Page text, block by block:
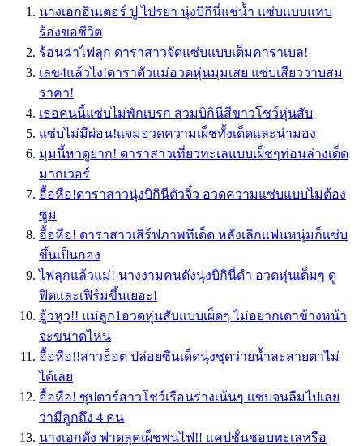
นางเอกอินเตอร์ ปู ไปรยา นุ่งบิกินี่แช่น้ำ แซ่บแบบแทบ
ร้องขอชีวิต
ร้อนฉ่าไฟลุก ดาราสาวจัดแซ่บแบบเต็มคาราเบล!
เลข4แล้วไง!ดาราตัวแม่อวดหุ่นมุมเสย แซ่บเสียววาบสม
ราคา!
เธอคนนี้แซ่บไม่พักเบรก สวมบิกินีสีขาวโชว์หุ่นสับ
แซ่บไม่มีผ่อน!แจมอวดความเผ็ชทั้งเด็ดและน่ามอง
มุมนี้หาดูยาก! ดาราสาวเที่ยวทะเลแบบเผ็ชๆท่อนล่างเด็ด
มากเวอร์
อื้อหือ!ดาราสาวนุ่งบิกินีตัวจิ๋ว อวดความแซ่บแบบไม่ต้อง
ซูม
อื้อหือ! ดาราสาวเสิร์ฟภาพทีเด็ด หลังเลิกเเฟนหนุ่มก็เเซ่บ
ขึ้นเป็นกอง
ไฟลุกแล้วแม่! นางงามคนดังนุ่งบิกินี่ดำ อวดหุ่นเต็มๆ ดู
ฟิตและเฟิร์มขึ้นเยอะ!
อู้วหูว!! แม่ลูก1อวดหุ่นสับแบบเผ็ดๆ ไม่อยากเดาข้างหน้า
จะขนาดไหน
อื้อหือ!!สาวฮ็อต ปล่อยซีนเด็ดนุ่งชุดว่ายน้ำละสายตาไม่
ได้เลย
อื้อหือ! ซุปตาร์สาวโชว์เรือนร่างเน้นๆ เเซ่บจนลืมไปเลย
ว่ามีลูกถึง 4 คน
นางเอกดัง ฟาดลุคเผ็ชพ่นไฟ!! แคปชั่นชอบทะเลหรือ